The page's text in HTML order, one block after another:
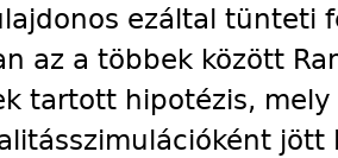
ezáltal tünteti
az a többek között
tartott hipotézis,